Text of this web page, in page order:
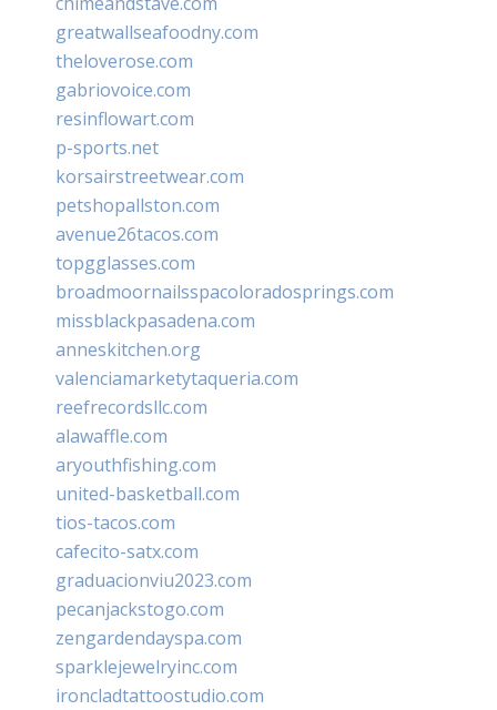
greatwallseafoodny.com
theloverose.com
gabriovoice.com
resinflowart.com
p-sports.net
korsairstreetwear.com
petshopallston.com
avenue26tacos.com
topgglasses.com
broadmoornailsspacoloradosprings.com
missblackpasadena.com
anneskitchen.org
valenciamarketytaqueria.com
reefrecordsllc.com
alawaffle.com
aryouthfishing.com
united-basketball.com
tios-tacos.com
cafecito-satx.com
graduacionviu2023.com
pecanjackstogo.com
zengardendayspa.com
sparklejewelryinc.com
ironcladtattoostudio.com